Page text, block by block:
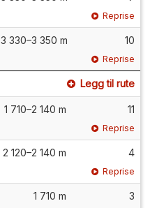
Reprise
3 330–3 350 m 10
Reprise
Legg til rute
1 710–2 140 m 11
Reprise
2 120–2 140 m 4
Reprise
1 710 m 3